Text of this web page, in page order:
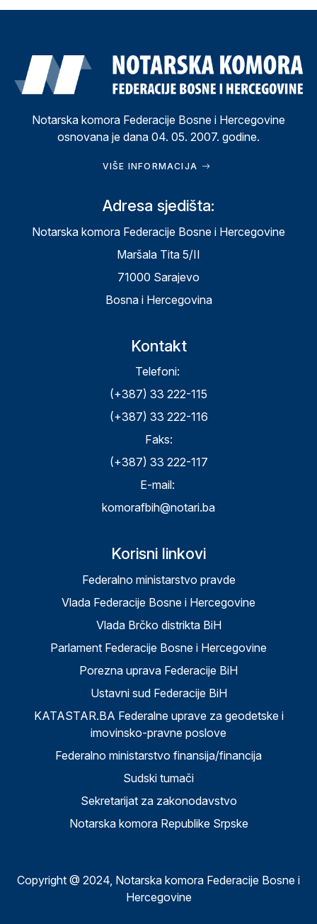
Notarska komora Federacije Bosne i Hercegovine
osnovana je dana 04. 05. 2007. godine.
VIŠE INFORMACIJA
Adresa sjedišta:
Notarska komora Federacije Bosne i Hercegovine
Maršala Tita 5/II
71000 Sarajevo
Bosna i Hercegovina
Kontakt
Telefoni:
(+387) 33 222-115
(+387) 33 222-116
Faks:
(+387) 33 222-117
E-mail:
komorafbih@notari.ba
Korisni linkovi
Federalno ministarstvo pravde
Vlada Federacije Bosne i Hercegovine
Vlada Brčko distrikta BiH
Parlament Federacije Bosne i Hercegovine
Porezna uprava Federacije BiH
Ustavni sud Federacije BiH
KATASTAR.BA Federalne uprave za geodetske i
imovinsko-pravne poslove
Federalno ministarstvo finansija/financija
Sudski tumači
Sekretarijat za zakonodavstvo
Notarska komora Republike Srpske
Copyright @ 2024, Notarska komora Federacije Bosne i
Hercegovine